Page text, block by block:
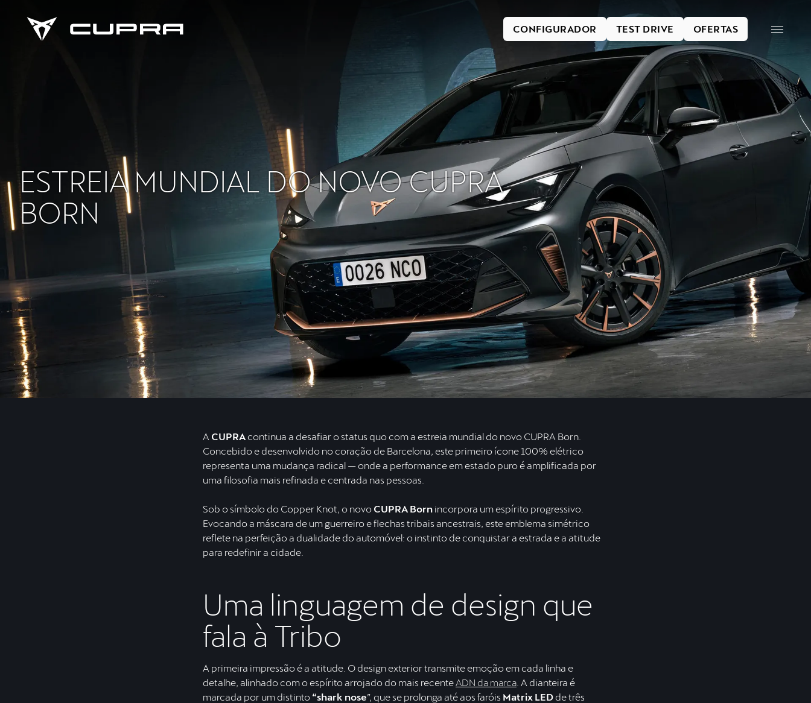
CONFIGURADOR TEST DRIVE OFERTAS
ESTREIA MUNDIAL DO NOVO CUPRA
BORN
A CUPRAcontinua a desafiar o status quo com a estreia mundial do novo CUPRA Born.
Concebido e desenvolvido no coração de Barcelona, este primeiro ícone 100% elétrico
representa uma mudança radical — onde a performance em estado puro é amplificada por
uma filosofia mais refinada e centrada nas pessoas.
Sob o símbolo do Copper Knot, o novo CUPRA Bornincorpora um espírito progressivo.
Evocando a máscara de um guerreiro e flechas tribais ancestrais, este emblema simétrico
reflete na perfeição a dualidade do automóvel: o instinto de conquistar a estrada e a atitude
para redefinir a cidade.
Uma linguagem de design que
fala à Tribo
A primeira impressão é a atitude. O design exterior transmite emoção em cada linha e
detalhe, alinhado com o espírito arrojado do mais recenteADN da marca. A dianteira é
marcada por um distinto “shark nose”, que se prolonga até aos faróis Matrix LEDde três